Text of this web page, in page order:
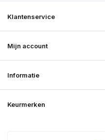
Klantenservice
Mijn account
Informatie
Keurmerken